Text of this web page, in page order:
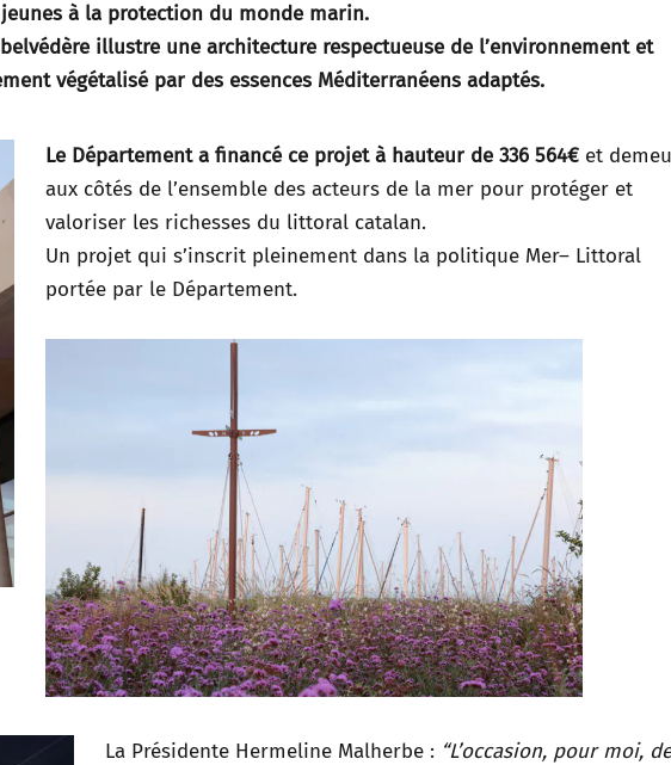
à la protection du monde marin.
illustre une architecture respectueuse de l’environnement et
végétalisé par des essences Méditerranéens adaptés.
Le Département a financé ce projet à hauteur de 336 564€et
aux côtés de l’ensemble des acteurs de la merpour protéger et
valoriser les richesses du littoral catalan.
Un projet qui s’inscrit pleinement dans la politique Mer– Littoral
portée par le Département.
La Présidente Hermeline Malherbe : “L’occasion, pour moi, de